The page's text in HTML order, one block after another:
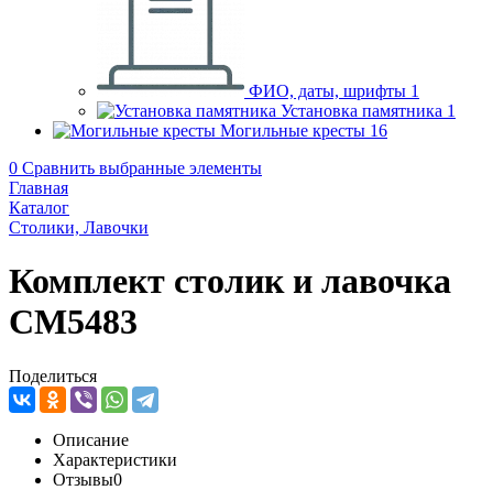
ФИО, даты, шрифты 1
Установка памятника 1
Могильные кресты 16
0 Сравнить выбранные элементы
Главная
Каталог
Столики, Лавочки
Комплект столик и лавочка
CM5483
Поделиться
Описание
Характеристики
Отзывы0